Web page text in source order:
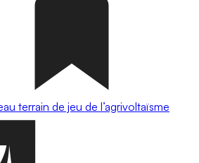
terrain de jeu de l’agrivoltaïsme